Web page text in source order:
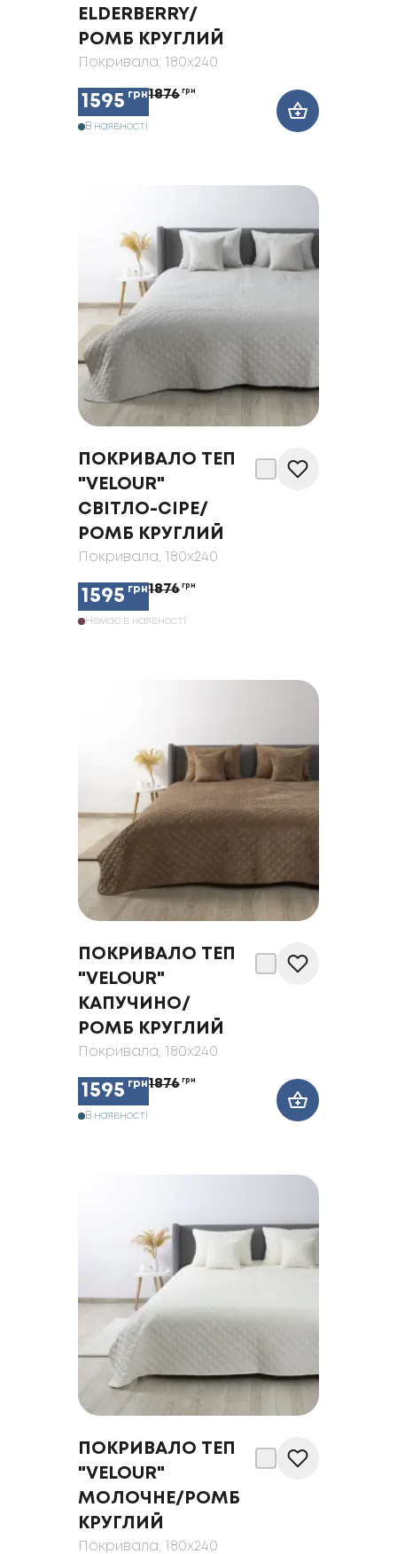
ELDERBERRY/
РОМБ КРУГЛИЙ
Покривала, 180x240
1595 грн1876 грн
В наявності
ПОКРИВАЛО ТЕП
"VELOUR"
СВІТЛО-СІРЕ/
РОМБ КРУГЛИЙ
Покривала, 180x240
1595 грн1876 грн
Немає в наявності
ПОКРИВАЛО ТЕП
"VELOUR"
КАПУЧИНО/
РОМБ КРУГЛИЙ
Покривала, 180x240
1595 грн1876 грн
В наявності
ПОКРИВАЛО ТЕП
"VELOUR"
МОЛОЧНЕ/РОМБ
КРУГЛИЙ
Покривала, 180x240